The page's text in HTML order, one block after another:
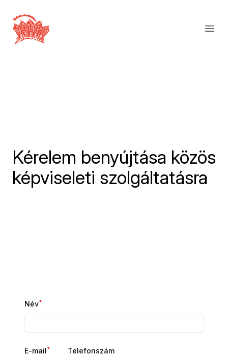
Kérelem benyújtása közös
képviseleti szolgáltatásra
Név*
E-mail* Telefonszám